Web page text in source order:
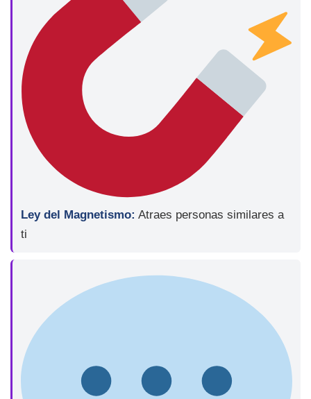
Ley del Magnetismo: Atraes personas similares a
ti